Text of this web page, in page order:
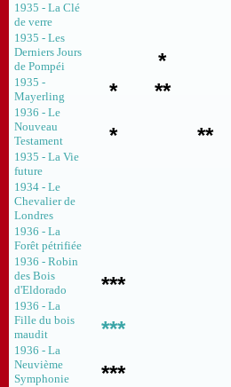
1935 - La Clé
de verre
1935 - Les
Derniers Jours
de Pompéi
*
1935 -
Mayerling
* **
1936 - Le
Nouveau
Testament
* **
1935 - La Vie
future
1934 - Le
Chevalier de
Londres
1936 - La
Forêt pétrifiée
1936 - Robin
des Bois
d'Eldorado
***
1936 - La
Fille du bois
maudit
***
1936 - La
Neuvième
Symphonie
***